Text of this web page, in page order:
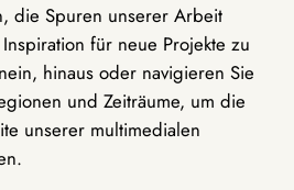
die Spuren unserer Arbeit
für neue Projekte zu
hinaus oder navigieren Sie
und Zeiträume, um die
unserer multimedialen